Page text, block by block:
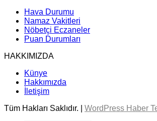
Hava Durumu
Namaz Vakitleri
Nöbetçi Eczaneler
Puan Durumları
HAKKIMIZDA
Künye
Hakkımızda
İletişim
Tüm Hakları Saklıdır. | WordPress Haber